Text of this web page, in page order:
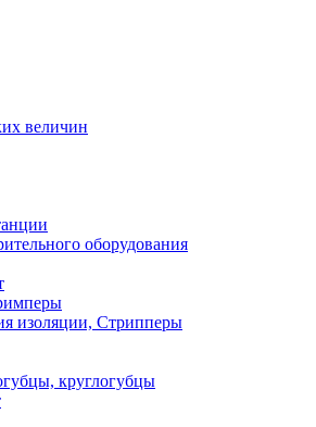
величин
оборудования
изоляции, Стрипперы
круглогубцы